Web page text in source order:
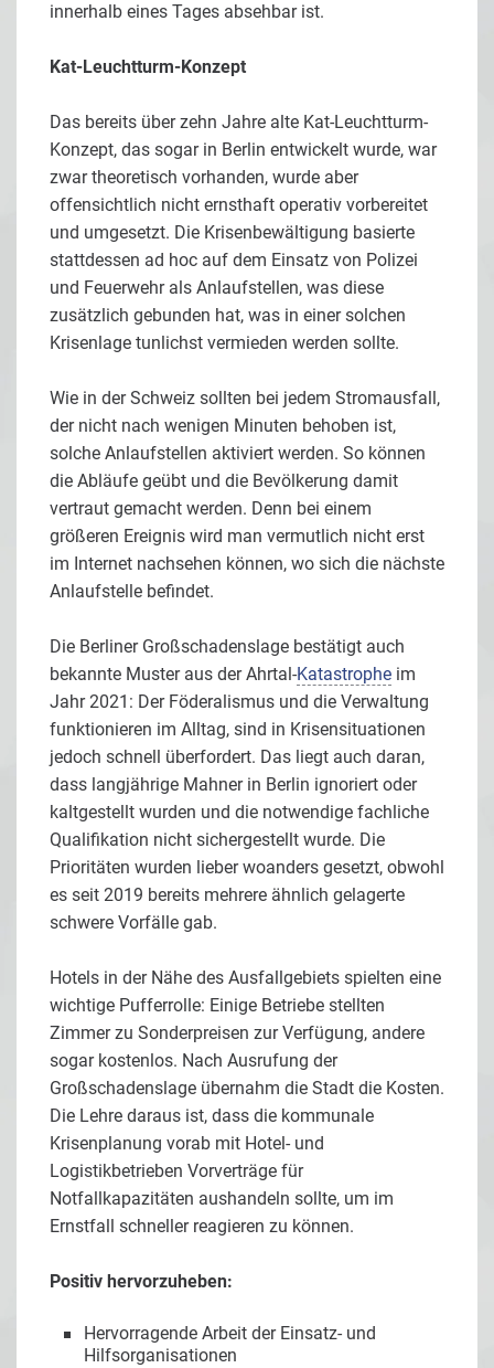
innerhalb eines Tages absehbar ist.
Kat-Leuchtturm-Konzept
Das bereits über zehn Jahre alte Kat-Leuchtturm-
Konzept, das sogar in Berlin entwickelt wurde, war
zwar theoretisch vorhanden, wurde aber
offensichtlich nicht ernsthaft operativ vorbereitet
und umgesetzt. Die Krisenbewältigung basierte
stattdessen ad hoc auf dem Einsatz von Polizei
und Feuerwehr als Anlaufstellen, was diese
zusätzlich gebunden hat, was in einer solchen
Krisenlage tunlichst vermieden werden sollte.
Wie in der Schweiz sollten bei jedem Stromausfall,
der nicht nach wenigen Minuten behoben ist,
solche Anlaufstellen aktiviert werden. So können
die Abläufe geübt und die Bevölkerung damit
vertraut gemacht werden. Denn bei einem
größeren Ereignis wird man vermutlich nicht erst
im Internet nachsehen können, wo sich die nächste
Anlaufstelle befindet.
Die Berliner Großschadenslage bestätigt auch
bekannte Muster aus der Ahrtal-Katastrophe im
Jahr 2021: Der Föderalismus und die Verwaltung
funktionieren im Alltag, sind in Krisensituationen
jedoch schnell überfordert. Das liegt auch daran,
dass langjährige Mahner in Berlin ignoriert oder
kaltgestellt wurden und die notwendige fachliche
Qualifikation nicht sichergestellt wurde. Die
Prioritäten wurden lieber woanders gesetzt, obwohl
es seit 2019 bereits mehrere ähnlich gelagerte
schwere Vorfälle gab.
Hotels in der Nähe des Ausfallgebiets spielten eine
wichtige Pufferrolle: Einige Betriebe stellten
Zimmer zu Sonderpreisen zur Verfügung, andere
sogar kostenlos. Nach Ausrufung der
Großschadenslage übernahm die Stadt die Kosten.
Die Lehre daraus ist, dass die kommunale
Krisenplanung vorab mit Hotel- und
Logistikbetrieben Vorverträge für
Notfallkapazitäten aushandeln sollte, um im
Ernstfall schneller reagieren zu können.
Positiv hervorzuheben:
Hervorragende Arbeit der Einsatz- und
Hilfsorganisationen